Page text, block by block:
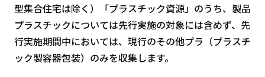
型集合住宅は除く）「プラスチック資源」のうち、製品
プラスチックについては先行実施の対象には含めず、先
行実施期間中においては、現行のその他プラ（プラスチ
ック製容器包装）のみを収集します。